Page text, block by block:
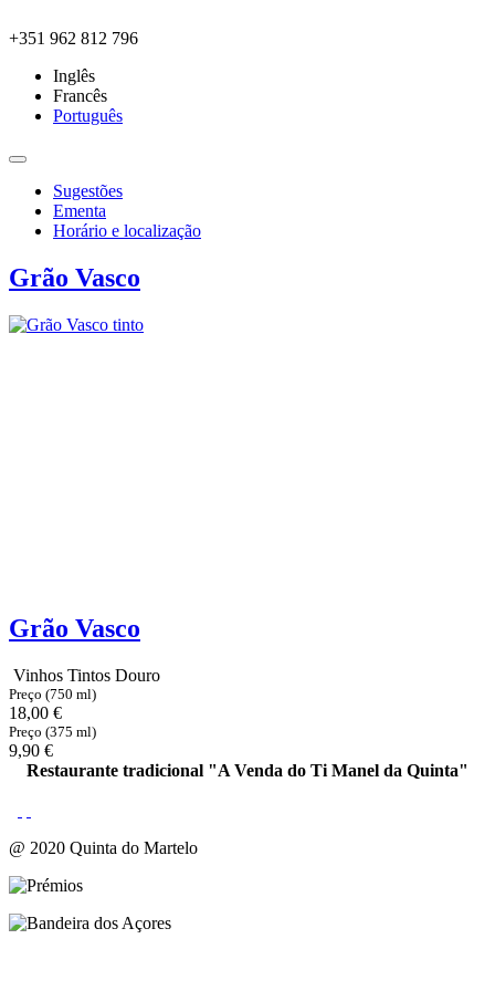
+351 962 812 796
Inglês
Francês
Português
Sugestões
Ementa
Horário e localização
Grão Vasco
Grão Vasco
Vinhos Tintos Douro
Preço (750 ml)
18,00 €
Preço (375 ml)
9,90 €
Restaurante tradicional "A Venda do Ti Manel da Quinta"
@ 2020 Quinta do Martelo